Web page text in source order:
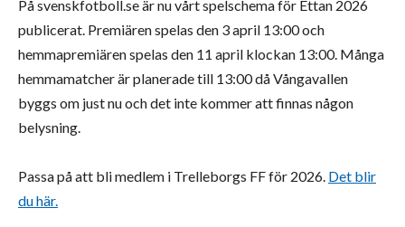
På svenskfotboll.se är nu vårt spelschema för Ettan 2026
publicerat. Premiären spelas den 3 april 13:00 och
hemmapremiären spelas den 11 april klockan 13:00. Många
hemmamatcher är planerade till 13:00 då Vångavallen
byggs om just nu och det inte kommer att finnas någon
belysning.
Passa på att bli medlem i Trelleborgs FF för 2026. Det blir
du här.